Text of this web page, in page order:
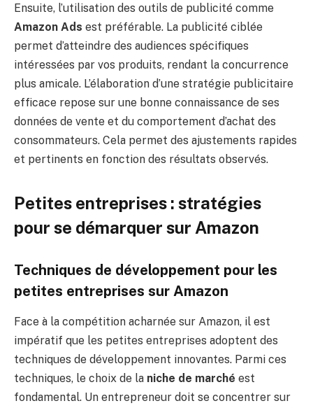
Ensuite, l’utilisation des outils de publicité comme
Amazon Ads est préférable. La publicité ciblée
permet d’atteindre des audiences spécifiques
intéressées par vos produits, rendant la concurrence
plus amicale. L’élaboration d’une stratégie publicitaire
efficace repose sur une bonne connaissance de ses
données de vente et du comportement d’achat des
consommateurs. Cela permet des ajustements rapides
et pertinents en fonction des résultats observés.
Petites entreprises : stratégies
pour se démarquer sur Amazon
Techniques de développement pour les
petites entreprises sur Amazon
Face à la compétition acharnée sur Amazon, il est
impératif que les petites entreprises adoptent des
techniques de développement innovantes. Parmi ces
techniques, le choix de la niche de marché est
fondamental. Un entrepreneur doit se concentrer sur